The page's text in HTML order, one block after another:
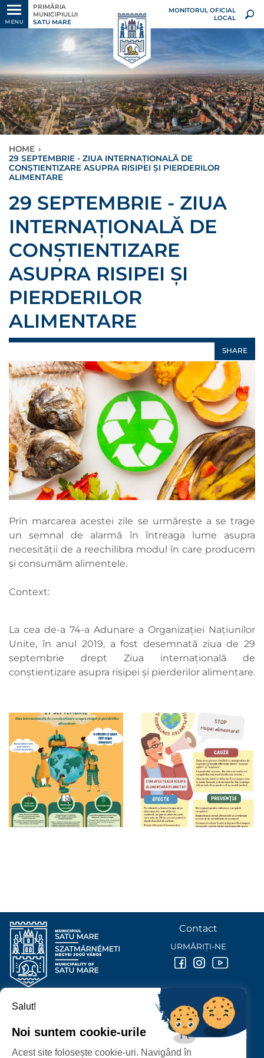
MENU
PRIMĂRIA
MUNICIPIULUI
SATU MARE
MONITORUL OFICIAL
LOCAL
HOME ›
29 SEPTEMBRIE - ZIUA INTERNAȚIONALĂ DE
CONŞTIENTIZARE ASUPRA RISIPEI ȘI PIERDERILOR
ALIMENTARE
29 SEPTEMBRIE - ZIUA
INTERNAȚIONALĂ DE
CONŞTIENTIZARE
ASUPRA RISIPEI ȘI
PIERDERILOR
ALIMENTARE
SHARE
Prin marcarea acestei zile se urmărește a se trage
un semnal de alarmă în întreaga lume asupra
necesității de a reechilibra modul în care producem
și consumăm alimentele.
Context:
La cea de-a 74-a Adunare a Organizației Națiunilor
Unite, în anul 2019, a fost desemnată ziua de 29
septembrie drept Ziua internațională de
conştientizare asupra risipei și pierderilor alimentare.
PRIMĂRIA MUNICIPIULUI
P-ȚA 25 OCTOMBRIE, NR. 1 CORP M, 440026 SATU MARE
Contact
URMĂRIȚI-NE
Salut!
Noi suntem cookie-urile
Acest site folosește cookie-uri. Navigând în